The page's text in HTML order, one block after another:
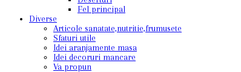
Fel principal
Diverse
Articole sanatate,nutritie,frumusete
Sfaturi utile
Idei aranjamente masa
Idei decoruri mancare
Va propun